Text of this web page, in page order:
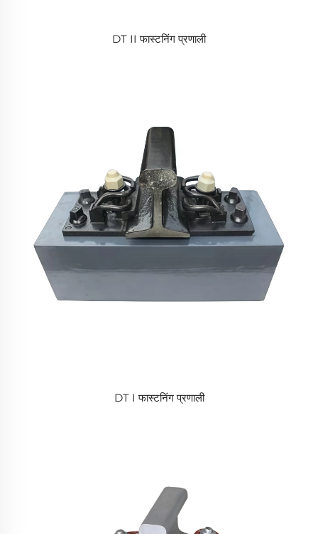
DT II फास्टनिंग प्रणाली
DT I फास्टनिंग प्रणाली